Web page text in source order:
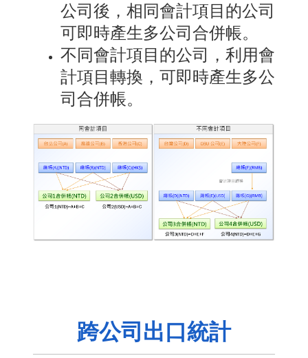
公司後，相同會計項目的公司
可即時產生多公司合併帳。
不同會計項目的公司，利用會
計項目轉換，可即時產生多公
司合併帳。
跨公司出口統計